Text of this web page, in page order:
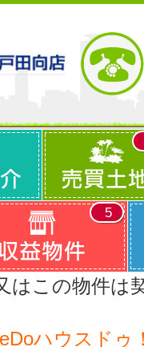
5
はこの物件は
ハウスドゥ